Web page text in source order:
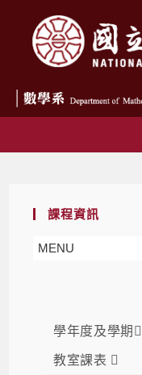
課程資訊
MENU
學年度及學期
教室課表